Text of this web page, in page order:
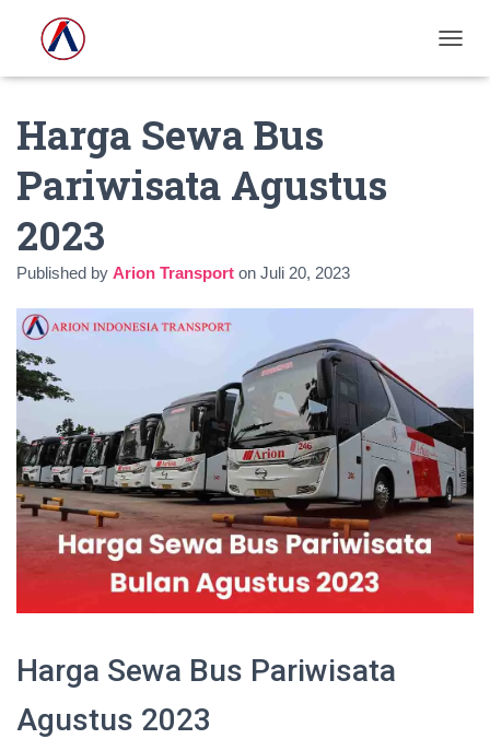
O
Harga Sewa Bus
Pariwisata Agustus
2023
Published by Arion Transport on Juli 20, 2023
Harga Sewa Bus Pariwisata
Agustus 2023